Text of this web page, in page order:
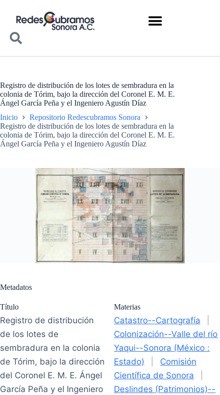
Registro de distribución de los lotes de sembradura en la
colonia de Tórim, bajo la dirección del Coronel E. M. E.
Ángel García Peña y el Ingeniero Agustín Díaz
Inicio
Repositorio Redescubramos Sonora
Registro de distribución de los lotes de sembradura en la
colonia de Tórim, bajo la dirección del Coronel E. M. E.
Ángel García Peña y el Ingeniero Agustín Díaz
Metadatos
Título
Registro de distribución
de los lotes de
sembradura en la colonia
de Tórim, bajo la dirección
del Coronel E. M. E. Ángel
García Peña y el Ingeniero
Materias
Catastro--Cartografía
Colonización--Valle del río
Yaqui--Sonora (México :
Estado)
Comisión
Científica de Sonora
Deslindes (Patrimonios)--